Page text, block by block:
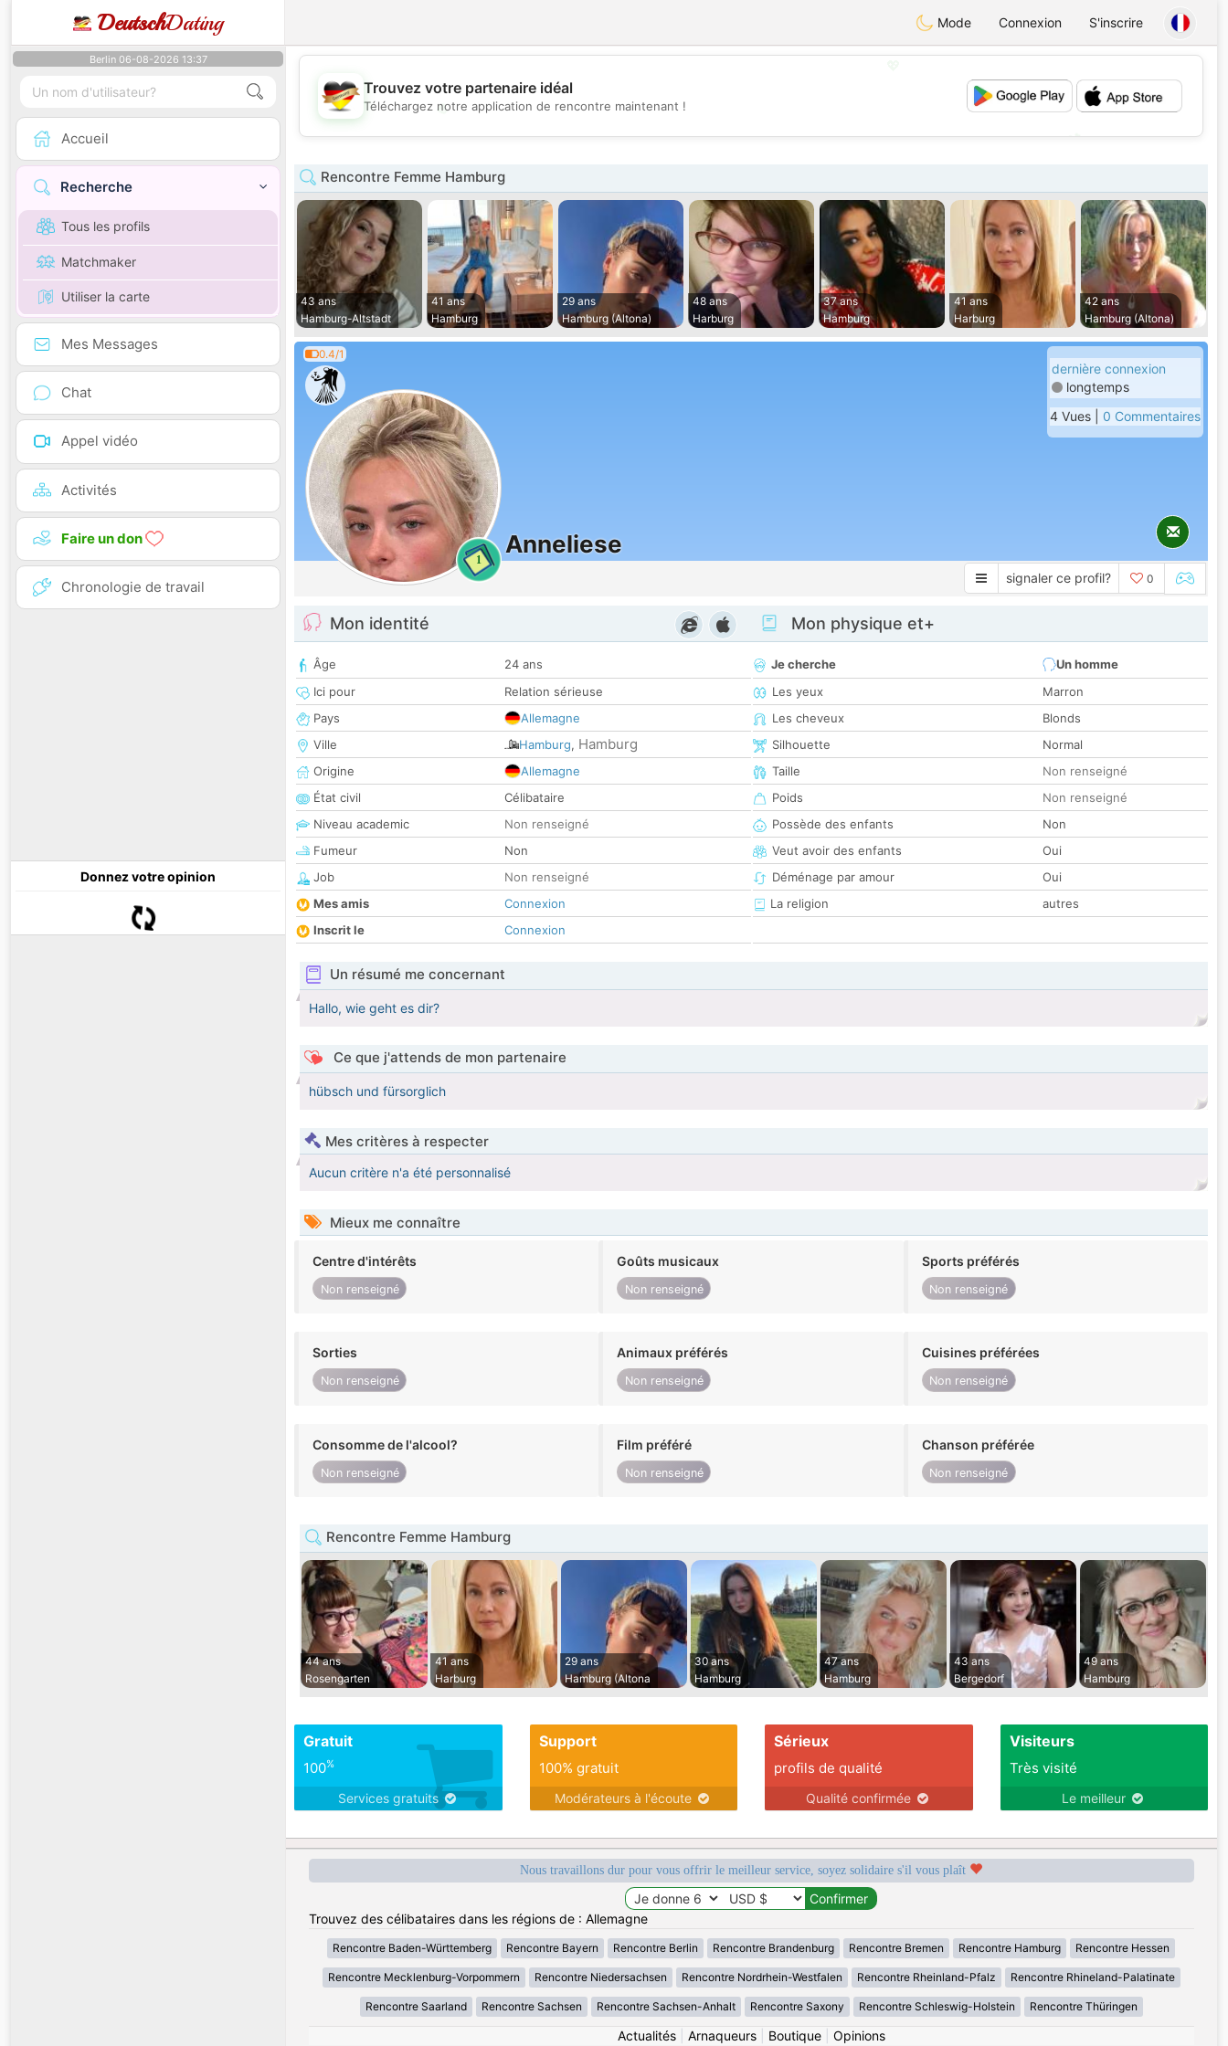
DeutschDating Mode Connexion S'inscrire
Berlin 06-08-2026 13:37
Accueil
Recherche
Tous les profils
Matchmaker
Utiliser la carte
Mes Messages
Chat
Appel vidéo
Activités
Faire un don
Chronologie de travail
Donnez votre opinion
💕
Trouvez votre partenaire idéal
Téléchargez notre application de rencontre maintenant !
Rencontre Femme Hamburg
43 ans
Hamburg-Altstadt
41 ans
Hamburg
29 ans
Hamburg (Altona)
48 ans
Harburg
37 ans
Hamburg
41 ans
Harburg
42 ans
Hamburg (Altona)
0.4/1
1
Anneliese
dernière connexion
longtemps
4 Vues | 0 Commentaires
signaler ce profil? 0
Mon identité
Âge
24 ans
Ici pour
Relation sérieuse
Pays
Allemagne
Ville
Hamburg, Hamburg
Origine
Allemagne
État civil
Célibataire
Niveau academic
Non renseigné
Fumeur
Non
Job
Non renseigné
Mes amis
Connexion
Inscrit le
Connexion
Mon physique et+
Je cherche
Un homme
Les yeux
Marron
Les cheveux
Blonds
Silhouette
Normal
Taille
Non renseigné
Poids
Non renseigné
Possède des enfants
Non
Veut avoir des enfants
Oui
Déménage par amour
Oui
La religion
autres
Un résumé me concernant
Hallo, wie geht es dir?
Ce que j'attends de mon partenaire
hübsch und fürsorglich
Mes critères à respecter
Aucun critère n'a été personnalisé
Mieux me connaître
Centre d'intérêts
Non renseigné
Goûts musicaux
Non renseigné
Sports préférés
Non renseigné
Sorties
Non renseigné
Animaux préférés
Non renseigné
Cuisines préférées
Non renseigné
Consomme de l'alcool?
Non renseigné
Film préféré
Non renseigné
Chanson préférée
Non renseigné
Rencontre Femme Hamburg
44 ans
Rosengarten
41 ans
Harburg
29 ans
Hamburg (Altona
30 ans
Hamburg
47 ans
Hamburg
43 ans
Bergedorf
49 ans
Hamburg
Gratuit
100%
Services gratuits
Support
100% gratuit
Modérateurs à l'écoute
Sérieux
profils de qualité
Qualité confirmée
Visiteurs
Très visité
Le meilleur
Nous travaillons dur pour vous offrir le meilleur service, soyez solidaire s'il vous plaît
Trouvez des célibataires dans les régions de : Allemagne
Rencontre Baden-Württemberg Rencontre Bayern Rencontre Berlin Rencontre Brandenburg Rencontre Bremen Rencontre Hamburg Rencontre Hessen
Rencontre Mecklenburg-Vorpommern Rencontre Niedersachsen Rencontre Nordrhein-Westfalen Rencontre Rheinland-Pfalz Rencontre Rhineland-Palatinate
Rencontre Saarland Rencontre Sachsen Rencontre Sachsen-Anhalt Rencontre Saxony Rencontre Schleswig-Holstein Rencontre Thüringen
Actualités| Arnaqueurs| Boutique| Opinions